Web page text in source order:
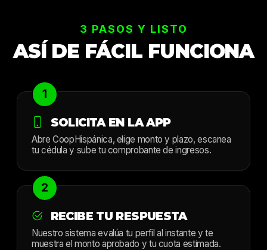
3 PASOS Y LISTO
ASÍ DE FÁCIL FUNCIONA
1
SOLICITA EN LA APP
Abre CoopHispánica, elige monto y plazo, escanea
tu cédula y sube tu comprobante de ingresos.
2
RECIBE TU RESPUESTA
Nuestro sistema evalúa tu perfil al instante y te
muestra el monto aprobado y tu cuota estimada.